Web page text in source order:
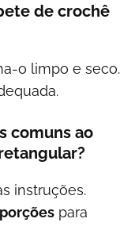
de crochê
o limpo e seco.
comuns ao
instruções.
para